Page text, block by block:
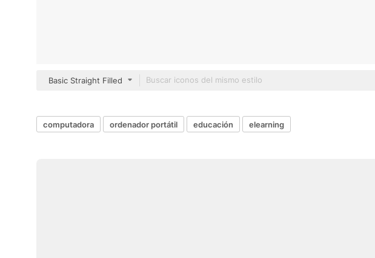
Basic Straight Filled
computadora ordenador portátil educación elearning